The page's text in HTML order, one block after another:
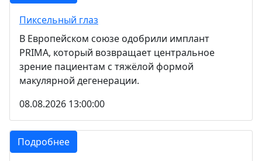
Пиксельный глаз
В Европейском союзе одобрили имплант
PRIMA, который возвращает центральное
зрение пациентам с тяжёлой формой
макулярной дегенерации.
08.08.2026 13:00:00
Подробнее